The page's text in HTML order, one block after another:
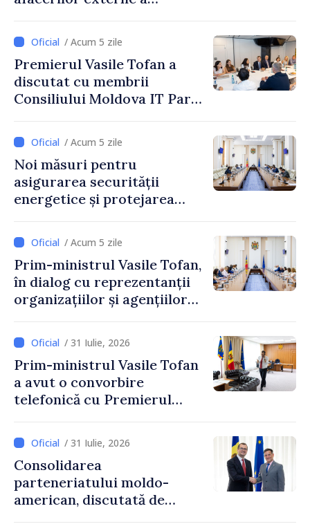
/ Acum 5 zile
Premierul Vasile Tofan a
discutat cu membrii
Consiliului Moldova IT Park:
industriei IT”
/ Acum 5 zile
Noi măsuri pentru
asigurarea securității
energetice și protejarea
de CNMC
/ Acum 5 zile
Prim-ministrul Vasile Tofan,
în dialog cu reprezentanții
organizațiilor și agențiilor
Moldova
/ 31 Iulie, 2026
Prim-ministrul Vasile Tofan
a avut o convorbire
telefonică cu Premierul
/ 31 Iulie, 2026
Consolidarea
parteneriatului moldo-
american, discutată de